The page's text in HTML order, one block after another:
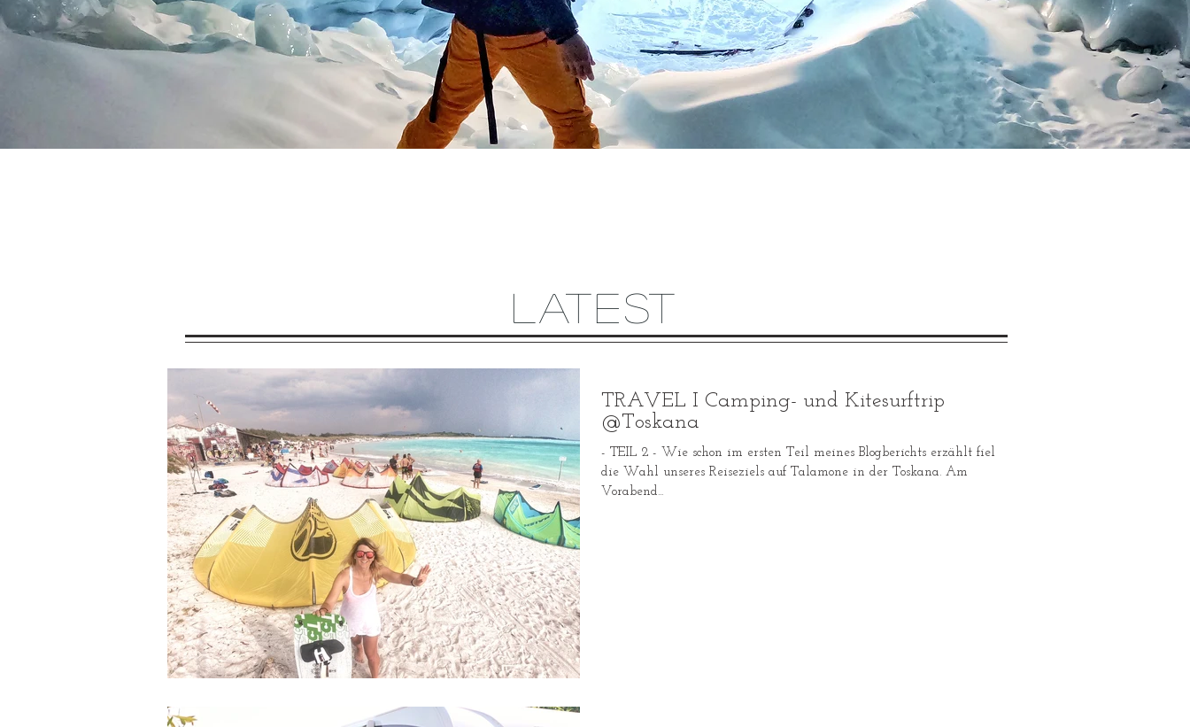
LATEST
TRAVEL I Camping- und Kitesurftrip
@Toskana
- TEIL 2 - Wie schon im ersten Teil meines Blogberichts erzählt fiel
die Wahl unseres Reiseziels auf Talamone in der Toskana. Am
Vorabend...